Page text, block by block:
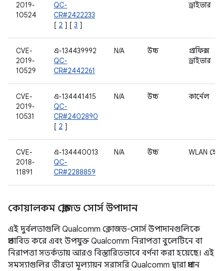
2019-
10524
QC-
CR#2422233
[ 2 ] [ 3 ]
ড্রাইভার
CVE-
2019-
10529
এ-134439992
QC-
CR#2442261
N/A উচ্চ
গ্রাফিক্স
ড্রাইভার
CVE-
2019-
10531
এ-134441415
QC-
CR#2402890
[ 2 ]
N/A উচ্চ কার্নেল
CVE-
2018-
11891
এ-134440013
QC-
CR#2288859
N/A উচ্চ WLAN
কোয়ালকম ক্লোজড সোর্স উপাদান
এই দুর্বলতাগুলি Qualcomm ক্লোজড-সোর্স উপাদানগুলিকে
প্রভাবিত করে এবং উপযুক্ত Qualcomm নিরাপত্তা বুলেটিনে বা
নিরাপত্তা সতর্কতায় আরও বিস্তারিতভাবে বর্ণনা করা হয়েছে। এই
সমস্যাগুলির তীব্রতা মূল্যায়ন সরাসরি Qualcomm দ্বারা প্রদান